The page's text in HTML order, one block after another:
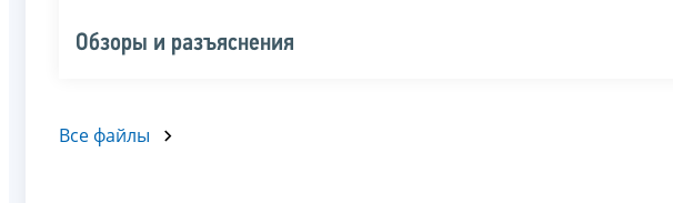
Обзоры и разъяснения
Все файлы